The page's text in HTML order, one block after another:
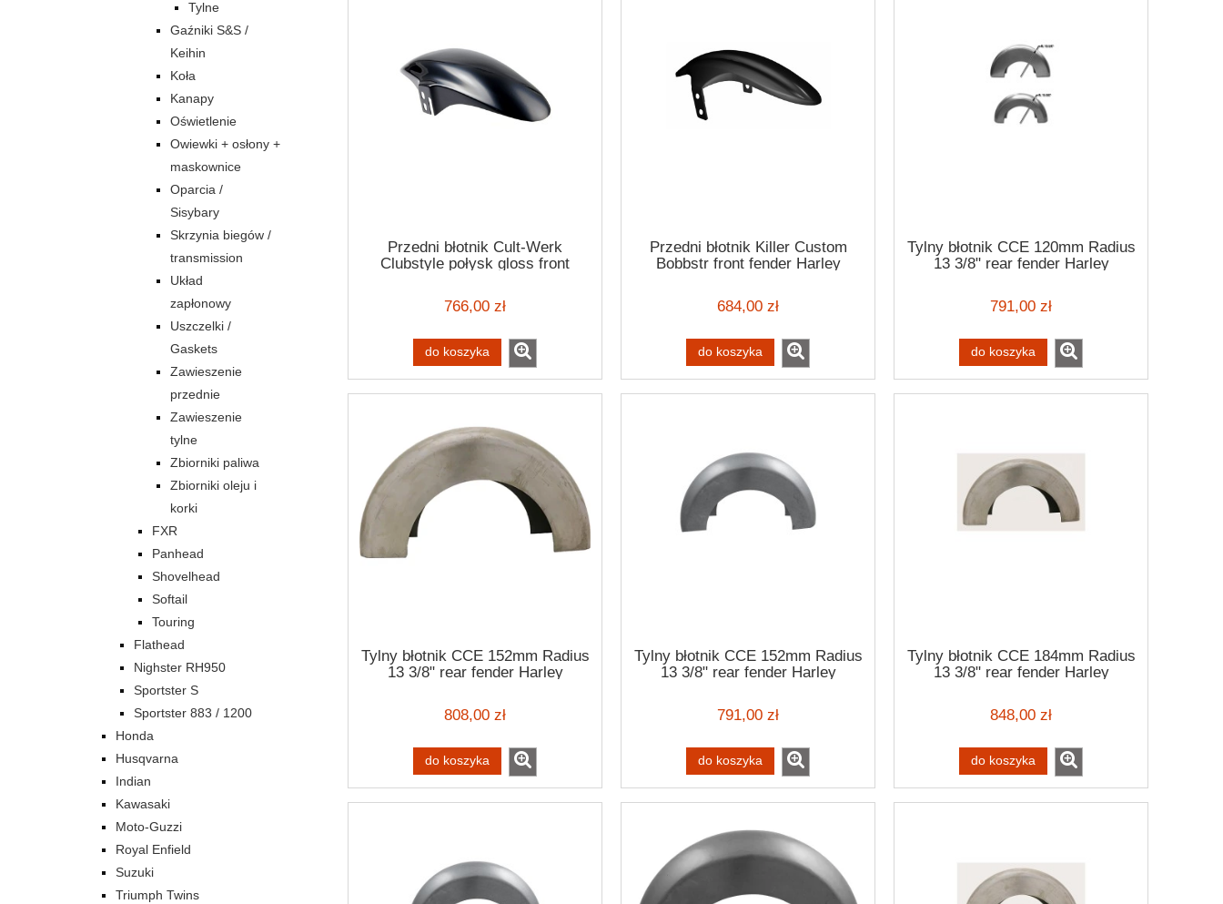
Tylne
Gaźniki S&S /
Keihin
Koła
Kanapy
Oświetlenie
Owiewki + osłony +
maskownice
Oparcia /
Sisybary
Skrzynia biegów /
transmission
Układ
zapłonowy
Uszczelki /
Gaskets
Zawieszenie
przednie
Zawieszenie
tylne
Zbiorniki paliwa
Zbiorniki oleju i
korki
FXR
Panhead
Shovelhead
Softail
Touring
Flathead
Nighster RH950
Sportster S
Sportster 883 / 1200
Honda
Husqvarna
Indian
Kawasaki
Moto-Guzzi
Royal Enfield
Suzuki
Triumph Twins
Przedni błotnik Cult-Werk
Clubstyle połysk gloss front
17
766,00 zł
do koszyka
Przedni błotnik Killer Custom
Bobbstr front fender Harley
17
684,00 zł
do koszyka
Tylny błotnik CCE 120mm Radius
13 3/8" rear fender Harley
791,00 zł
do koszyka
Tylny błotnik CCE 152mm Radius
13 3/8" rear fender Harley
808,00 zł
do koszyka
Tylny błotnik CCE 152mm Radius
13 3/8" rear fender Harley
791,00 zł
do koszyka
Tylny błotnik CCE 184mm Radius
13 3/8" rear fender Harley
848,00 zł
do koszyka